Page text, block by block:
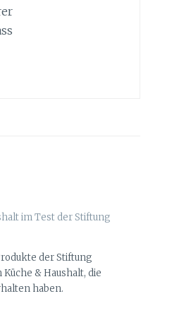
im Test der Stiftung
der Stiftung
& Haushalt, die
haben.